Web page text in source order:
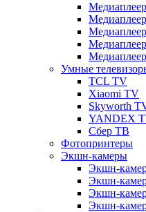
Умные
TCL TV
Xiaomi TV
Skyworth
YANDEX
Сбер ТВ
Фотопринтеры
Экшн-камеры
Экшн-
Экшн-
Экшн-
Экшн-